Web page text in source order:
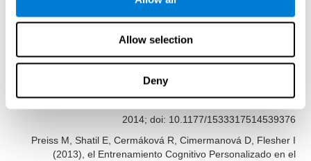
Allow selection
Deny
المراجع
Bucher, Aubrey French, Sara Horton, Rachel F. Loefflad, Phillip
Rouse. Computer-Based Cognitive Training for Individuals With
2014; doi: 10.1177/1533317514539376
Preiss M, Shatil E, Cermáková R, Cimermanová D, Flesher I
(2013), el Entrenamiento Cognitivo Personalizado en el